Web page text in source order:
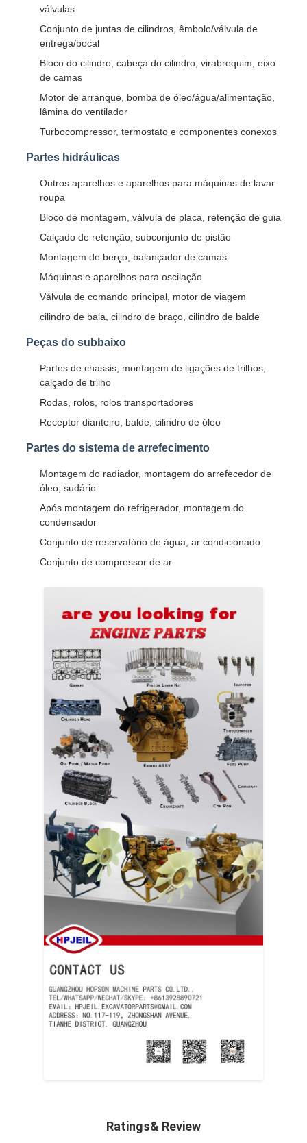
válvulas
Conjunto de juntas de cilindros, êmbolo/válvula de
entrega/bocal
Bloco do cilindro, cabeça do cilindro, virabrequim, eixo
de camas
Motor de arranque, bomba de óleo/água/alimentação,
lâmina do ventilador
Turbocompressor, termostato e componentes conexos
Partes hidráulicas
Outros aparelhos e aparelhos para máquinas de lavar
roupa
Bloco de montagem, válvula de placa, retenção de guia
Calçado de retenção, subconjunto de pistão
Montagem de berço, balançador de camas
Máquinas e aparelhos para oscilação
Válvula de comando principal, motor de viagem
cilindro de bala, cilindro de braço, cilindro de balde
Peças do subbaixo
Partes de chassis, montagem de ligações de trilhos,
calçado de trilho
Rodas, rolos, rolos transportadores
Receptor dianteiro, balde, cilindro de óleo
Partes do sistema de arrefecimento
Montagem do radiador, montagem do arrefecedor de
óleo, sudário
Após montagem do refrigerador, montagem do
condensador
Conjunto de reservatório de água, ar condicionado
Conjunto de compressor de ar
Ratings& Review